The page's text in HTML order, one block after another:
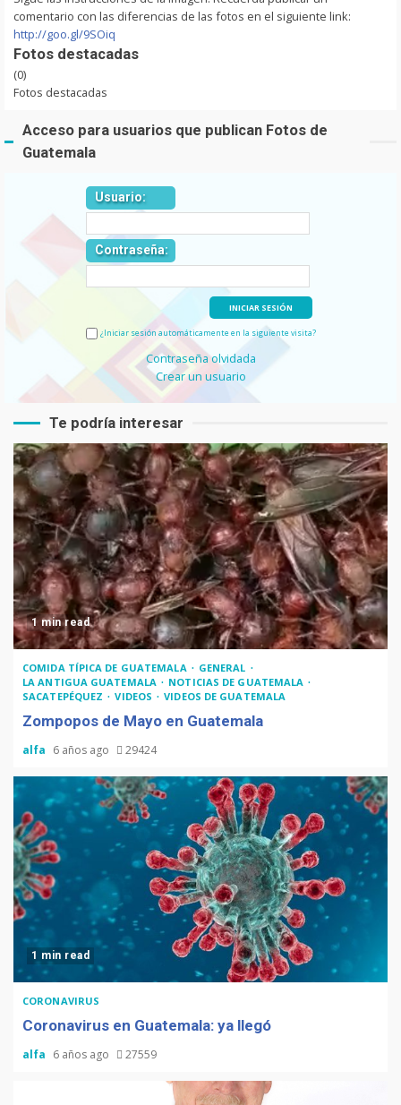
comentario con las diferencias de las fotos en el siguiente link:
http://goo.gl/9SOiq
Fotos destacadas
(0)
Fotos destacadas
Acceso para usuarios que publican Fotos de
Guatemala
Usuario:
Contraseña:
¿Iniciar sesión automáticamente en la siguiente visita?
Contraseña olvidada
Crear un usuario
Te podría interesar
1 min read
COMIDA TÍPICA DE GUATEMALA
GENERAL
LA ANTIGUA GUATEMALA
NOTICIAS DE GUATEMALA
SACATEPÉQUEZ
VIDEOS VIDEOS DE GUATEMALA
Zompopos de Mayo en Guatemala
alfa 6 años ago 29424
1 min read
CORONAVIRUS
Coronavirus en Guatemala: ya llegó
alfa 6 años ago 27559